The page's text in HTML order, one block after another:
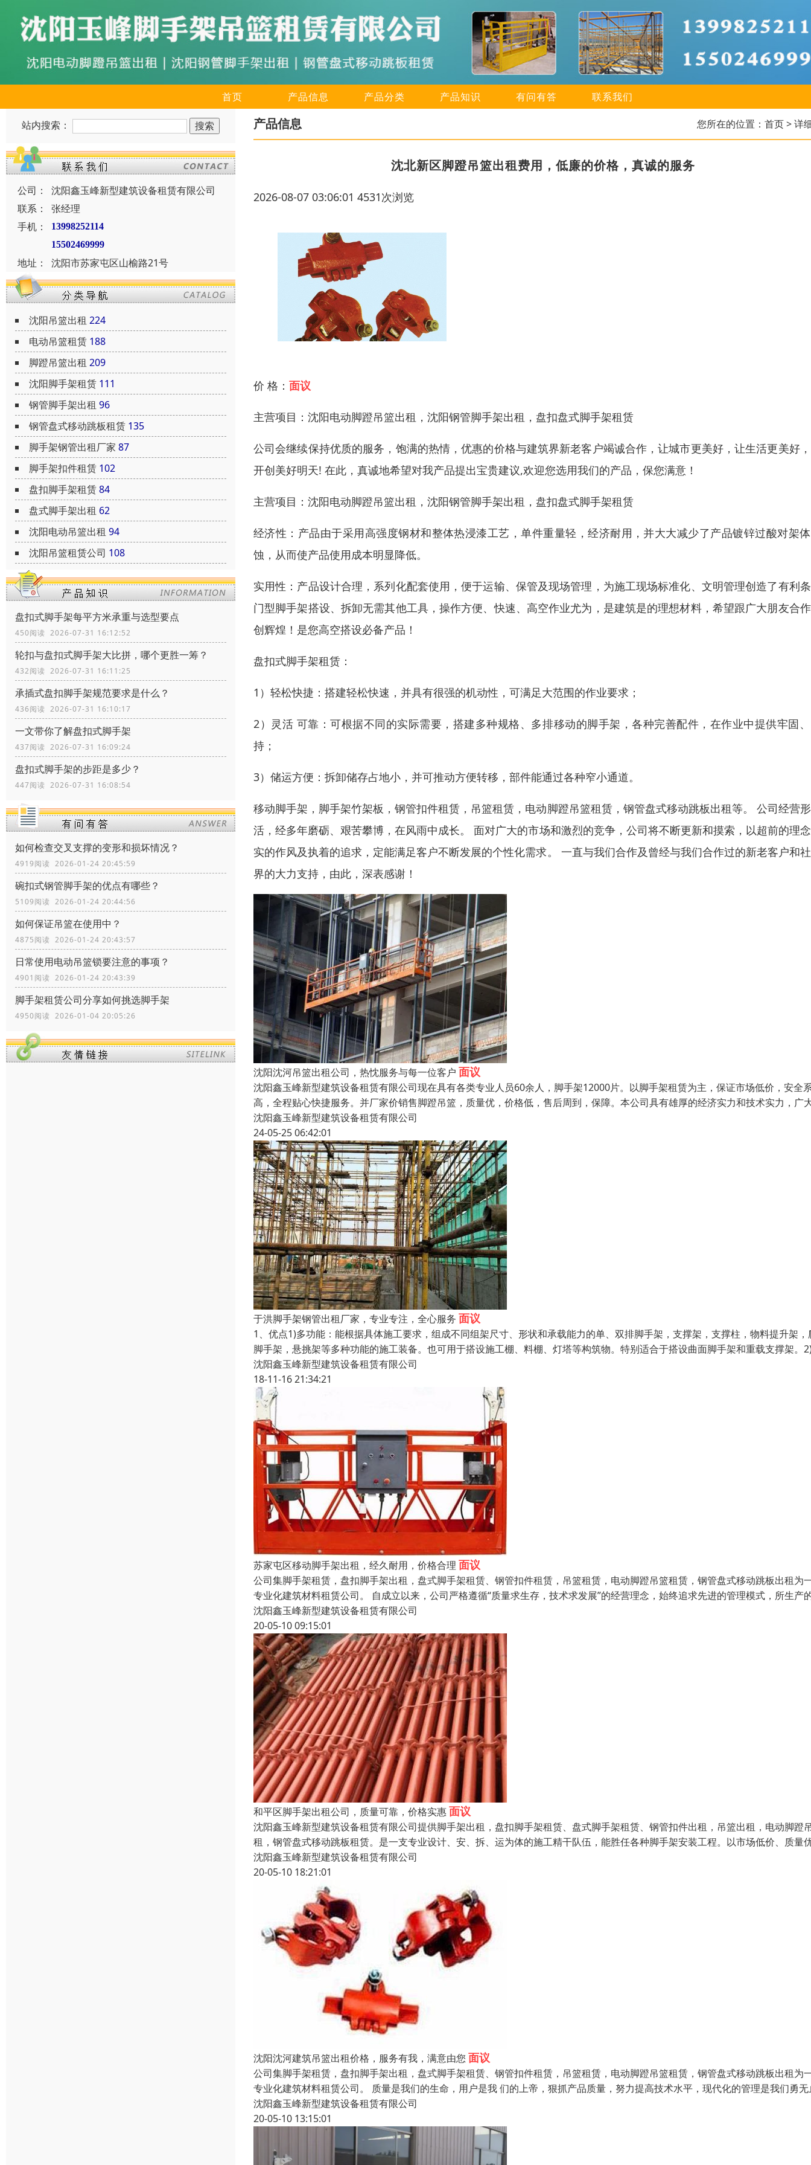
首页 产品信息 产品分类 产品知识 有问有答 联系我们
站内搜索：
公司：
沈阳鑫玉峰新型建筑设备租赁有限公司
联系：
张经理
手机：
13998252114
15502469999
地址： 沈阳市苏家屯区山榆路21号
沈阳吊篮出租 224
电动吊篮租赁 188
脚蹬吊篮出租 209
沈阳脚手架租赁 111
钢管脚手架出租 96
钢管盘式移动跳板租赁 135
脚手架钢管出租厂家 87
脚手架扣件租赁 102
盘扣脚手架租赁84
盘式脚手架出租 62
沈阳电动吊篮出租 94
沈阳吊篮租赁公司 108
盘扣式脚手架每平方米承重与选型要点
450阅读 2026-07-31 16:12:52
轮扣与盘扣式脚手架大比拼，哪个更胜一筹？
432阅读 2026-07-31 16:11:25
承插式盘扣脚手架规范要求是什么？
436阅读 2026-07-31 16:10:17
一文带你了解盘扣式脚手架
437阅读 2026-07-31 16:09:24
盘扣式脚手架的步距是多少？
447阅读 2026-07-31 16:08:54
如何检查交叉支撑的变形和损坏情况？
4919阅读 2026-01-24 20:45:59
碗扣式钢管脚手架的优点有哪些？
5109阅读 2026-01-24 20:44:56
如何保证吊篮在使用中？
4875阅读 2026-01-24 20:43:57
日常使用电动吊篮锁要注意的事项？
4901阅读 2026-01-24 20:43:39
脚手架租赁公司分享如何挑选脚手架
4950阅读 2026-01-04 20:05:26
产品信息 您所在的位置： 首页> 详
沈北新区脚蹬吊篮出租费用，低廉的价格，真诚的服务
2026-08-07 03:06:01 4531次浏览
价 格： 面议
主营项目：沈阳电动脚蹬吊篮出租，沈阳钢管脚手架出租，盘扣盘式脚手架租赁
公司会继续保持优质的服务，饱满的热情，优惠的价格与建筑界新老客户竭诚合作，让城市更美好，让生活更美好
开创美好明天! 在此，真诚地希望对我产品提出宝贵建议,欢迎您选用我们的产品，保您满意！
主营项目：沈阳电动脚蹬吊篮出租，沈阳钢管脚手架出租，盘扣盘式脚手架租赁
经济性：产品由于采用高强度钢材和整体热浸漆工艺，单件重量轻，经济耐用，并大大减少了产品镀锌过酸对架
蚀，从而使产品使用成本明显降低。
实用性：产品设计合理，系列化配套使用，便于运输、保管及现场管理，为施工现场标准化、文明管理创造了有利
门型脚手架搭设、拆卸无需其他工具，操作方便、快速、高空作业尤为，是建筑是的理想材料，希望跟广大朋友合
创辉煌！是您高空搭设必备产品！
盘扣式脚手架租赁：
1）轻松快捷：搭建轻松快速，并具有很强的机动性，可满足大范围的作业要求；
2）灵活 可靠：可根据不同的实际需要，搭建多种规格、多排移动的脚手架，各种完善配件，在作业中提供牢固
持；
3）储运方便：拆卸储存占地小，并可推动方便转移，部件能通过各种窄小通道。
移动脚手架，脚手架竹架板，钢管扣件租赁，吊篮租赁，电动脚蹬吊篮租赁，钢管盘式移动跳板出租等。 公司经营
活，经多年磨砺、艰苦攀博，在风雨中成长。 面对广大的市场和激烈的竞争，公司将不断更新和摸索，以超前的理
实的作风及执着的追求，定能满足客户不断发展的个性化需求。 一直与我们合作及曾经与我们合作过的新老客户和
界的大力支持，由此，深表感谢！
沈阳沈河吊篮出租公司，热忱服务与每一位客户 面议
沈阳鑫玉峰新型建筑设备租赁有限公司现在具有各类专业人员60余人，脚手架12000片。以脚手架租赁为主，保证市场低价，安全
高，全程贴心快捷服务。并厂家价销售脚蹬吊篮，质量优，价格低，售后周到，保障。本公司具有雄厚的经济实力和技术实力，广
沈阳鑫玉峰新型建筑设备租赁有限公司
24-05-25 06:42:01
于洪脚手架钢管出租厂家，专业专注，全心服务 面议
1、优点1)多功能：能根据具体施工要求，组成不同组架尺寸、形状和承载能力的单、双排脚手架，支撑架，支撑柱，物料提升架，
脚手架，悬挑架等多种功能的施工装备。也可用于搭设施工棚、料棚、灯塔等构筑物。特别适合于搭设曲面脚手架和重载支撑架。
沈阳鑫玉峰新型建筑设备租赁有限公司
18-11-16 21:34:21
苏家屯区移动脚手架出租，经久耐用，价格合理 面议
公司集脚手架租赁，盘扣脚手架出租，盘式脚手架租赁、钢管扣件租赁，吊篮租赁，电动脚蹬吊篮租赁，钢管盘式移动跳板出租为
专业化建筑材料租赁公司。 自成立以来，公司严格遵循“质量求生存，技术求发展”的经营理念，始终追求先进的管理模式，所生产
沈阳鑫玉峰新型建筑设备租赁有限公司
20-05-10 09:15:01
和平区脚手架出租公司，质量可靠，价格实惠面议
沈阳鑫玉峰新型建筑设备租赁有限公司提供脚手架出租，盘扣脚手架租赁、盘式脚手架租赁、钢管扣件出租，吊篮出租，电动脚蹬
租，钢管盘式移动跳板租赁。是一支专业设计、安、拆、运为体的施工精干队伍，能胜任各种脚手架安装工程。以市场低价、质量
沈阳鑫玉峰新型建筑设备租赁有限公司
20-05-10 18:21:01
沈阳沈河建筑吊篮出租价格，服务有我，满意由您 面议
公司集脚手架租赁，盘扣脚手架出租，盘式脚手架租赁、钢管扣件租赁，吊篮租赁，电动脚蹬吊篮租赁，钢管盘式移动跳板出租为
专业化建筑材料租赁公司。 质量是我们的生命，用户是我 们的上帝，狠抓产品质量，努力提高技术水平，现代化的管理是我们勇无
沈阳鑫玉峰新型建筑设备租赁有限公司
20-05-10 13:15:01